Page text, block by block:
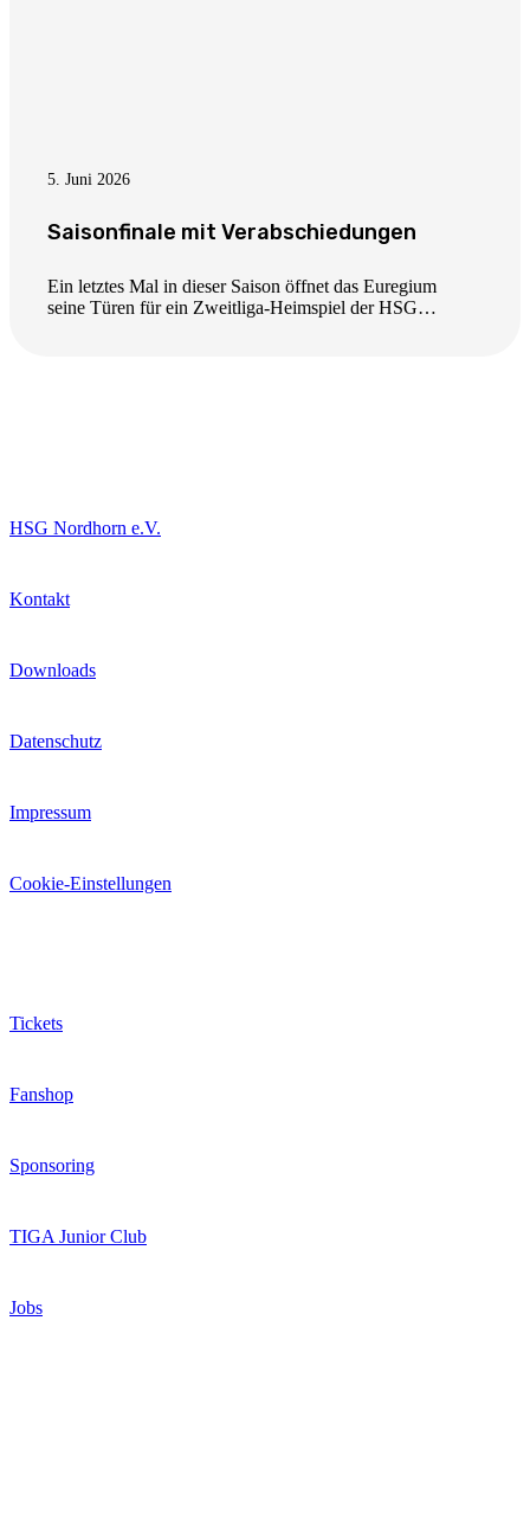
5. Juni 2026
Saisonfinale mit Verabschiedungen
Ein letztes Mal in dieser Saison öffnet das Euregium
seine Türen für ein Zweitliga-Heimspiel der HSG…
HSG Nordhorn e.V.
Kontakt
Downloads
Datenschutz
Impressum
Cookie-Einstellungen
Tickets
Fanshop
Sponsoring
TIGA Junior Club
Jobs